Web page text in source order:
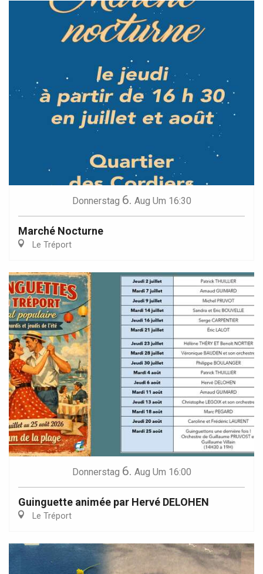
Donnerstag 6. Aug Um 16:30
Marché Nocturne
Le Tréport
Donnerstag 6. Aug Um 16:00
Guinguette animée par Hervé DELOHEN
Le Tréport